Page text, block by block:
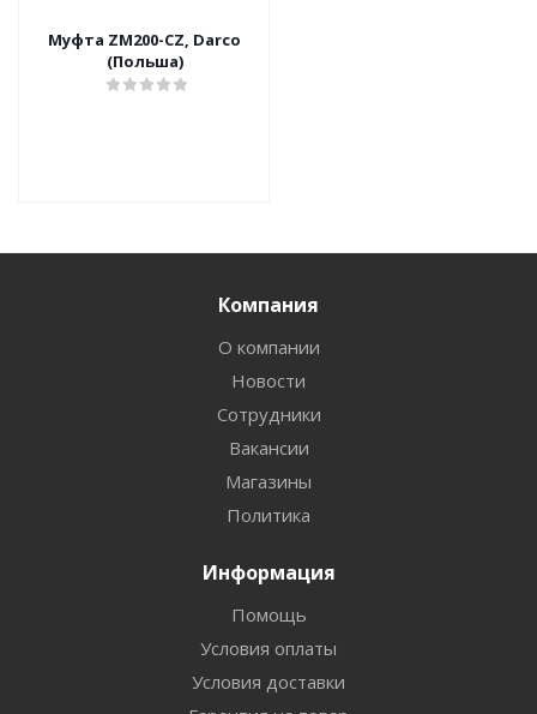
Муфта ZM200-CZ, Darco
(Польша)
Компания
О компании
Новости
Сотрудники
Вакансии
Магазины
Политика
Информация
Помощь
Условия оплаты
Условия доставки